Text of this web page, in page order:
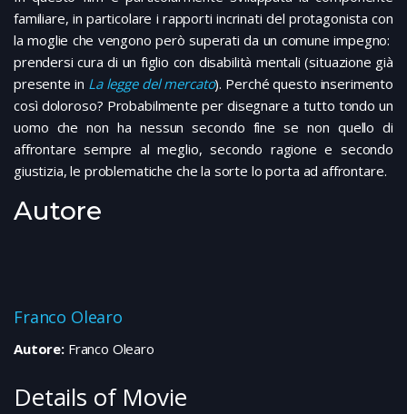
familiare, in particolare i rapporti incrinati del protagonista con
la moglie che vengono però superati da un comune impegno:
prendersi cura di un figlio con disabilità mentali (situazione già
presente in La legge del mercato). Perché questo inserimento
così doloroso? Probabilmente per disegnare a tutto tondo un
uomo che non ha nessun secondo fine se non quello di
affrontare sempre al meglio, secondo ragione e secondo
giustizia, le problematiche che la sorte lo porta ad affrontare.
Autore
Franco Olearo
Autore:Franco Olearo
Details of Movie